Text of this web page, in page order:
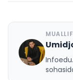
U
MUALLIF